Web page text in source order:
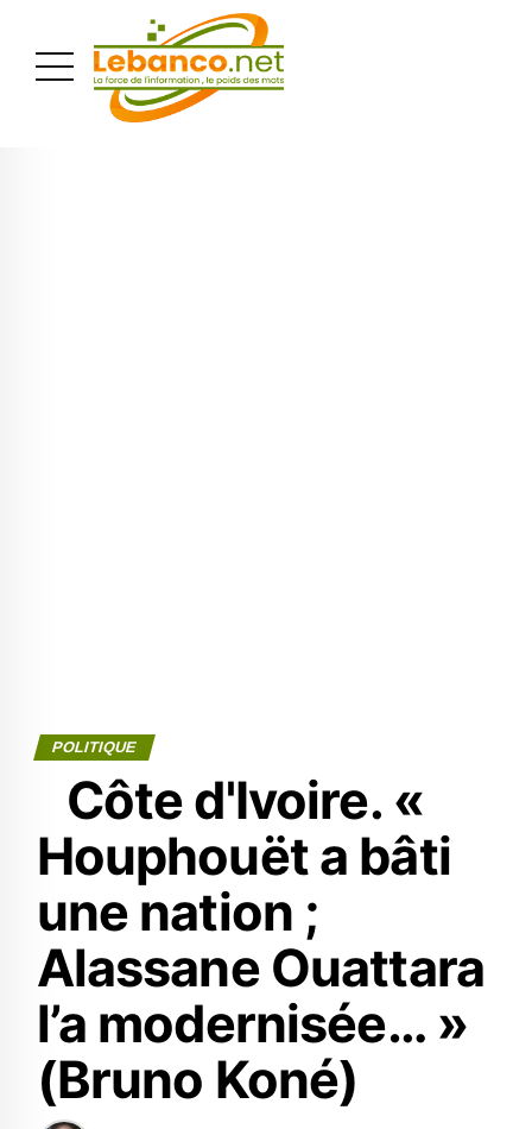
POLITIQUE
Côte d'Ivoire. «
Houphouët a bâti
une nation ;
Alassane Ouattara
l’a modernisée… »
(Bruno Koné)